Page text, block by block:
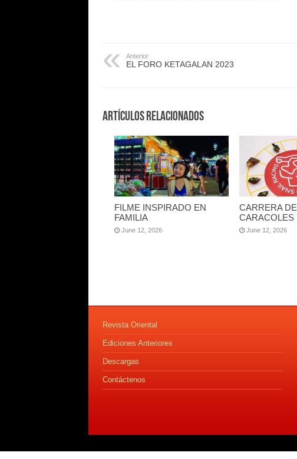
Anterior
EL FORO KETAGALAN 2023
Artículos Relacionados
FILME INSPIRADO EN
FAMILIA
June 12, 2026
CARRERA DE
CARACOLES
June 12, 2026
Revista Oriental
Ediciones Anteriores
Descargas
Contáctenos